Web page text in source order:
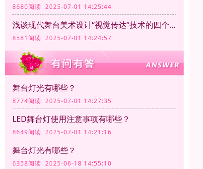
8680阅读 2025-07-01 14:25:44
浅谈现代舞台美术设计“视觉传达”技术的四个方面
8581阅读 2025-07-01 14:24:57
舞台灯光有哪些？
8774阅读 2025-07-01 14:27:35
LED舞台灯使用注意事项有哪些？
8649阅读 2025-07-01 14:21:16
舞台灯光有哪些？
6358阅读 2025-06-18 14:55:10